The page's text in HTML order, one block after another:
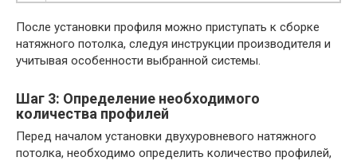
После установки профиля можно приступать к сборке
натяжного потолка, следуя инструкции производителя и
учитывая особенности выбранной системы.
Шаг 3: Определение необходимого
количества профилей
Перед началом установки двухуровневого натяжного
потолка, необходимо определить количество профилей,